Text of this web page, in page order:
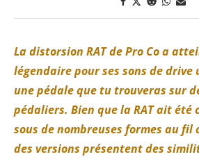
La distorsion RAT de Pro Co a
légendaire pour ses sons de drive
une pédale que tu trouveras sur
pédaliers. Bien que la RAT ait été
sous de nombreuses formes au
des versions présentent des